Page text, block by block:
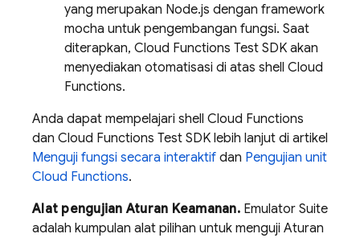
yang merupakan Node.js dengan framework
mocha untuk pengembangan fungsi. Saat
diterapkan, Cloud Functions Test SDK akan
menyediakan otomatisasi di atas shell Cloud
Functions.
Anda dapat mempelajari shell Cloud Functions
dan Cloud Functions Test SDK lebih lanjut di artikel
Menguji fungsi secara interaktif dan Pengujian unit
Cloud Functions.
Alat pengujian Aturan Keamanan.Emulator Suite
adalah kumpulan alat pilihan untuk menguji Aturan